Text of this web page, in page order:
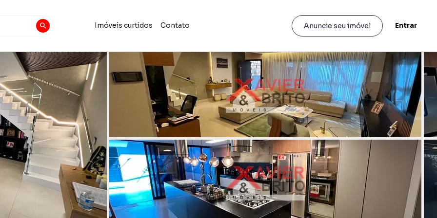
Imóveis curtidos Contato Anuncie seu imóvel Entrar